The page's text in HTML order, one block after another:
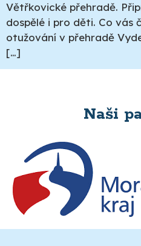
Větřkovické přehradě.
dospělé i pro děti. Co vás
otužování v přehradě
[…]
Naši